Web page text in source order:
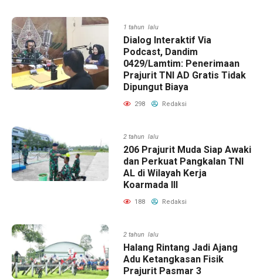
1 tahun lalu
Dialog Interaktif Via
Podcast, Dandim
0429/Lamtim: Penerimaan
Prajurit TNI AD Gratis Tidak
Dipungut Biaya
298 Redaksi
2 tahun lalu
206 Prajurit Muda Siap Awaki
dan Perkuat Pangkalan TNI
AL di Wilayah Kerja
Koarmada III
188 Redaksi
2 tahun lalu
Halang Rintang Jadi Ajang
Adu Ketangkasan Fisik
Prajurit Pasmar 3